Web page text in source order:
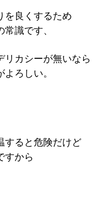
を良くするため
識です、
リカシーが無いなら
ろしい。
すると危険だけど
すから